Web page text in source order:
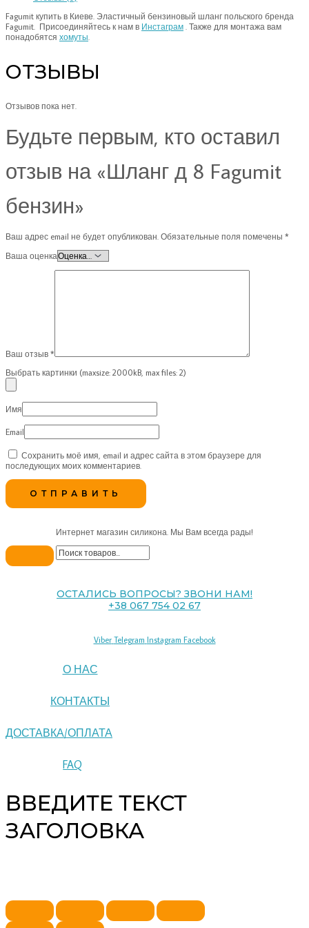
Fagumit купить в Киеве. Эластичный бензиновый шланг польского бренда
Fagumit. Присоединяйтесь к нам в Инстаграм . Также для монтажа вам
понадобятся хомуты.
ОТЗЫВЫ
Отзывов пока нет.
Будьте первым, кто оставил
отзыв на «Шланг д 8 Fagumit
бензин»
Ваш адрес email не будет опубликован. Обязательные поля помечены *
Ваша оценка
Ваш отзыв *
Выбрать картинки (maxsize: 2000kB, max files: 2)
Имя
Email
Сохранить моё имя, email и адрес сайта в этом браузере для
последующих моих комментариев.
Интернет магазин силикона. Мы Вам всегда рады!
ОСТАЛИСЬ ВОПРОСЫ? ЗВОНИ НАМ!
+38 067 754 02 67
Viber Telegram Instagram Facebook
О НАС
КОНТАКТЫ
ДОСТАВКА/ОПЛАТА
FAQ
ВВЕДИТЕ ТЕКСТ
ЗАГОЛОВКА